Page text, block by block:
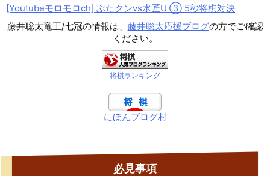
[Youtubeモロモロch] ぶたクンvs水匠U ③ 5秒将棋対決
藤井聡太竜王/七冠の情報は、 藤井聡太応援ブログの方でご確認
ください。
将棋ランキング
にほんブログ村
必見事項